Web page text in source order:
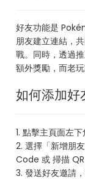
好友功能是
朋友建立連結，
戰。同時，透過
額外獎勵，而老
如何添加好
1. 點擊主頁面左
2. 選擇「新增朋
Code 或 掃描 QR
3. 發送好友邀請